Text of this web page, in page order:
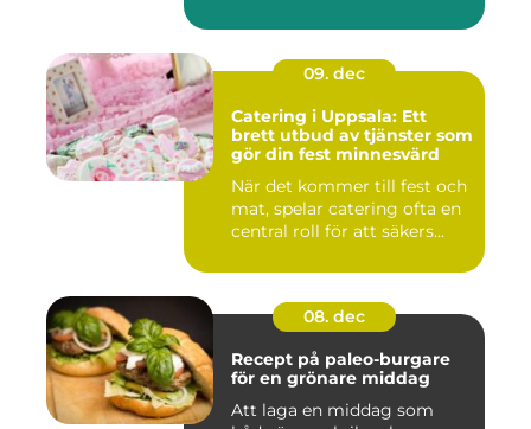
09. dec
Catering i Uppsala: Ett
brett utbud av tjänster som
gör din fest minnesvärd
När det kommer till fest och
mat, spelar catering ofta en
central roll för att säkers...
08. dec
Recept på paleo-burgare
för en grönare middag
Att laga en middag som